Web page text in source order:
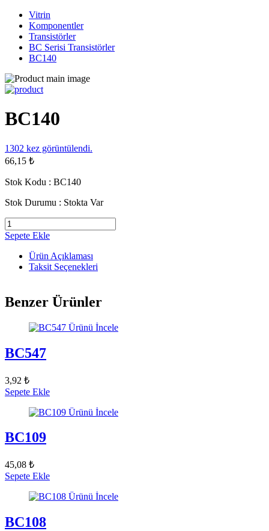
Vitrin
Komponentler
Transistörler
BC Serisi Transistörler
BC140
BC140
1302 kez görüntülendi.
66,15 ₺
Stok Kodu : BC140
Stok Durumu : Stokta Var
Sepete Ekle
Ürün Açıklaması
Taksit Seçenekleri
Benzer Ürünler
Ürünü İncele
BC547
3,92 ₺
Sepete Ekle
Ürünü İncele
BC109
45,08 ₺
Sepete Ekle
Ürünü İncele
BC108